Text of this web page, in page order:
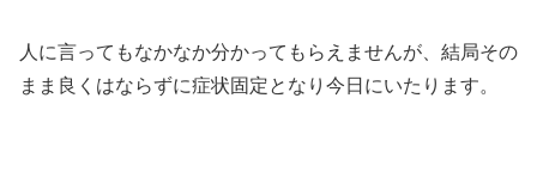
人に言ってもなかなか分かってもらえませんが、結局その
まま良くはならずに症状固定となり今日にいたります。